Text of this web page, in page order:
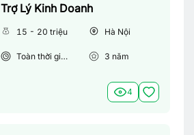
Trợ Lý Kinh Doanh
15 - 20 triệu Hà Nội
Toàn thời gian 3 năm
4